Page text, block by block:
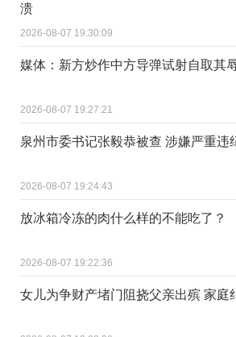
溃
2026-08-07 19:30:09
媒体：新方炒作中方导弹试射自取其
2026-08-07 19:27:21
泉州市委书记张毅恭被查 涉嫌严重违
2026-08-07 19:24:43
放冰箱冷冻的肉什么样的不能吃了？
2026-08-07 19:22:36
女儿为争财产堵门阻挠父亲出殡 家庭